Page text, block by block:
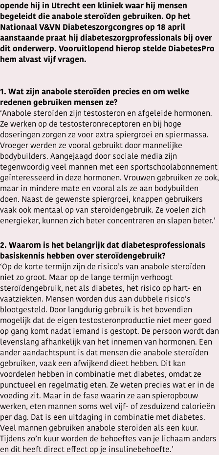
opende hij in Utrecht een kliniek waar hij mensen
begeleidt die anabole steroïden gebruiken. Op het
Nationaal V&VN Diabeteszorgcongres op 18 april
aanstaande praat hij diabeteszorgprofessionals bij over
dit onderwerp. Vooruitlopend hierop stelde DiabetesPro
hem alvast vijf vragen.
1. Wat zijn anabole steroïden precies en om welke
redenen gebruiken mensen ze?
‘Anabole steroïden zijn testosteron en afgeleide hormonen.
Ze werken op de testosteronreceptoren en bij hoge
doseringen zorgen ze voor extra spiergroei en spiermassa.
Vroeger werden ze vooral gebruikt door mannelijke
bodybuilders. Aangejaagd door sociale media zijn
tegenwoordig veel mannen met een sportschoolabonnement
geïnteresseerd in deze hormonen. Vrouwen gebruiken ze ook,
maar in mindere mate en vooral als ze aan bodybuilden
doen. Naast de gewenste spiergroei, knappen gebruikers
vaak ook mentaal op van steroïdengebruik. Ze voelen zich
energieker, kunnen zich beter concentreren en slapen beter.’
2. Waarom is het belangrijk dat diabetesprofessionals
basiskennis hebben over steroïdengebruik?
‘Op de korte termijn zijn de risico’s van anabole steroïden
niet zo groot. Maar op de lange termijn verhoogt
steroïdengebruik, net als diabetes, het risico op hart- en
vaatziekten. Mensen worden dus aan dubbele risico’s
blootgesteld. Door langdurig gebruik is het bovendien
mogelijk dat de eigen testosteronproductie niet meer goed
op gang komt nadat iemand is gestopt. De persoon wordt dan
levenslang afhankelijk van het innemen van hormonen. Een
ander aandachtspunt is dat mensen die anabole steroïden
gebruiken, vaak een afwijkend dieet hebben. Dit kan
voordelen hebben in combinatie met diabetes, omdat ze
punctueel en regelmatig eten. Ze weten precies wat er in de
voeding zit. Maar in de fase waarin ze aan spieropbouw
werken, eten mannen soms wel vijf- of zesduizend calorieën
per dag. Dat is een uitdaging in combinatie met diabetes.
Veel mannen gebruiken anabole steroïden als een kuur.
Tijdens zo’n kuur worden de behoeftes van je lichaam anders
en dit heeft direct effect op je insulinebehoefte.’